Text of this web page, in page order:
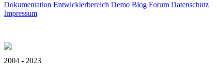
Dokumentation Entwicklerbereich Demo Blog Forum Datenschutz
Impressum
2004 - 2023